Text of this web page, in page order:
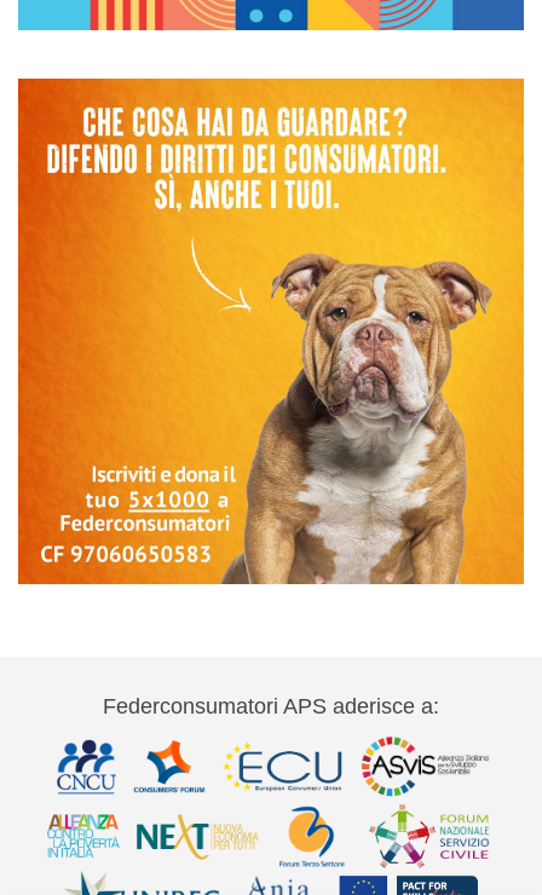
Federconsumatori APS aderisce a: